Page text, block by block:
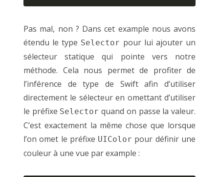
Pas mal, non ? Dans cet example nous avons
étendu le type Selector pour lui ajouter un
sélecteur statique qui pointe vers notre
méthode. Cela nous permet de profiter de
l’inférence de type de Swift afin d’utiliser
directement le sélecteur en omettant d’utiliser
le préfixe Selector quand on passe la valeur.
C’est exactement la même chose que lorsque
l’on omet le préfixe UIColor pour définir une
couleur à une vue par example :